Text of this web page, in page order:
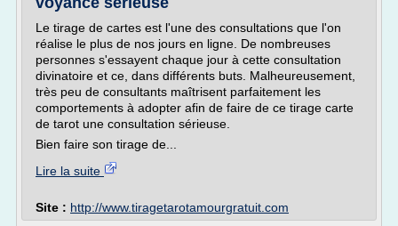
Le tirage de cartes est l'une des consultations que l'on
réalise le plus de nos jours en ligne. De nombreuses
personnes s'essayent chaque jour à cette consultation
divinatoire et ce, dans différents buts. Malheureusement,
très peu de consultants maîtrisent parfaitement les
comportements à adopter afin de faire de ce tirage carte
de tarot une consultation sérieuse.
Bien faire son tirage de...
Lire la suite
Site : http://www.tiragetarotamourgratuit.com